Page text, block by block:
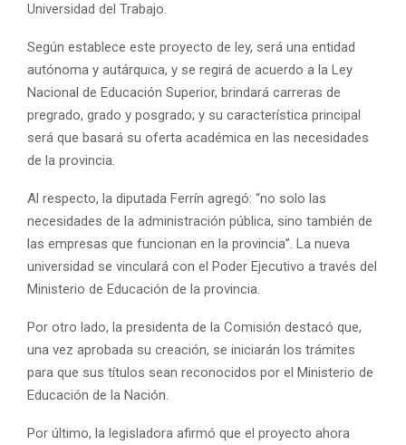
Universidad del Trabajo.
Según establece este proyecto de ley, será una entidad
autónoma y autárquica, y se regirá de acuerdo a la Ley
Nacional de Educación Superior, brindará carreras de
pregrado, grado y posgrado; y su característica principal
será que basará su oferta académica en las necesidades
de la provincia.
Al respecto, la diputada Ferrín agregó: “no solo las
necesidades de la administración pública, sino también de
las empresas que funcionan en la provincia”. La nueva
universidad se vinculará con el Poder Ejecutivo a través del
Ministerio de Educación de la provincia.
Por otro lado, la presidenta de la Comisión destacó que,
una vez aprobada su creación, se iniciarán los trámites
para que sus títulos sean reconocidos por el Ministerio de
Educación de la Nación.
Por último, la legisladora afirmó que el proyecto ahora